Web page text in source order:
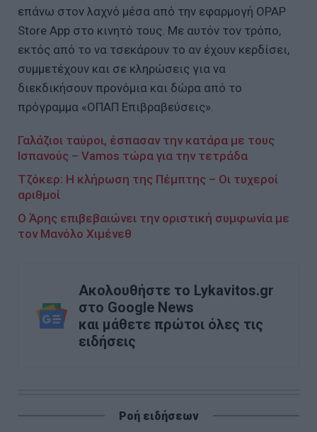
επάνω στον λαχνό μέσα από την εφαρμογή OPAP
Store App στο κινητό τους. Με αυτόν τον τρόπο,
εκτός από το να τσεκάρουν το αν έχουν κερδίσει,
συμμετέχουν και σε κληρώσεις για να
διεκδικήσουν προνόμια και δώρα από το
πρόγραμμα «ΟΠΑΠ Επιβραβεύσεις».
Γαλάζιοι ταύροι, έσπασαν την κατάρα με τους
Ισπανούς – Vamos τώρα για την τετράδα
Τζόκερ: Η κλήρωση της Πέμπτης – Οι τυχεροί
αριθμοί
Ο Άρης επιβεβαιώνει την οριστική συμφωνία με
τον Μανόλο Χιμένεθ
Ακολουθήστε το Lykavitos.gr
στο Google News
και μάθετε πρώτοι όλες τις
ειδήσεις
Ροή ειδήσεων